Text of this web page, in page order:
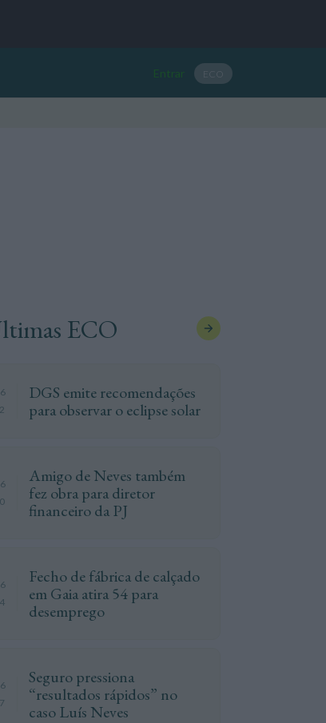
Entrar ECO
ECO
DGS emite recomendações
para observar o eclipse solar
Amigo de Neves também
fez obra para diretor
financeiro da PJ
Fecho de fábrica de calçado
em Gaia atira 54 para
desemprego
Seguro pressiona
“resultados rápidos” no
caso Luís Neves